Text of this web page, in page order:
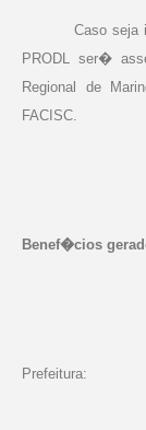
Caso seja
PRODL ser�
Regional de
FACISC.
Benef�cios
Prefeitura: